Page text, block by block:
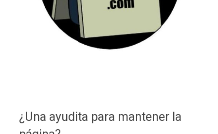
¿Una ayudita para mantener la